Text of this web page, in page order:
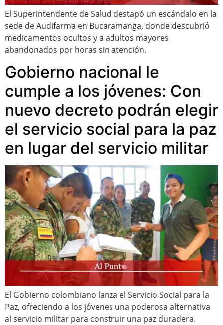
El Superintendente de Salud destapó un escándalo en la
sede de Audifarma en Bucaramanga, donde descubrió
medicamentos ocultos y a adultos mayores
abandonados por horas sin atención.
Gobierno nacional le
cumple a los jóvenes: Con
nuevo decreto podrán elegir
el servicio social para la paz
en lugar del servicio militar
El Gobierno colombiano lanza el Servicio Social para la
Paz, ofreciendo a los jóvenes una poderosa alternativa
al servicio militar para construir una paz duradera.